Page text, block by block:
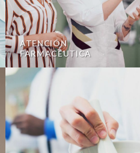
ATENCIÓN
FARMACÉUTICA